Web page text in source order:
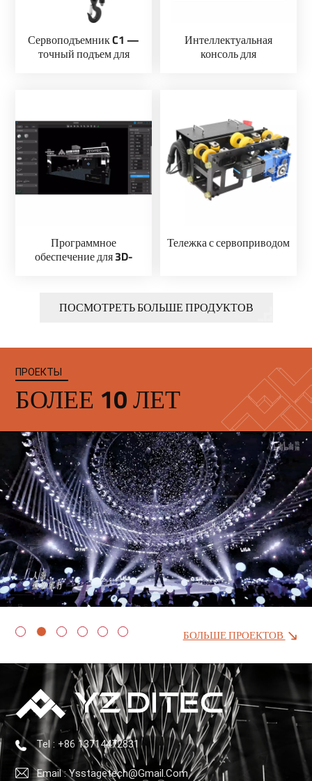
Сервоподъемник C1 —
точный подъем для
Интеллектуальная
консоль для
Программное
обеспечение для 3D-
виртуальной сценой
Тележка с сервоприводом
ПОСМОТРЕТЬ БОЛЬШЕ ПРОДУКТОВ
ПРОЕКТЫ
БОЛЕЕ 10 ЛЕТ
БОЛЬШЕ ПРОЕКТОВ
Tel : +86 13714472831
Email : Ysstagetech@gmail.com